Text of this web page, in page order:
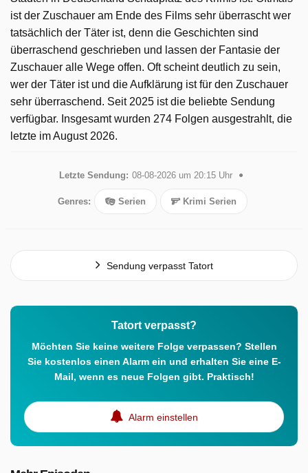
ist der Zuschauer am Ende des Films sehr überrascht wer
tatsächlich der Täter ist, denn die Geschichten sind
überraschend geschrieben und lassen der Fantasie der
Zuschauer alle Wege offen. Oft scheint deutlich zu sein,
wer der Täter ist und die Aufklärung ist für den Zuschauer
sehr überraschend. Seit 2025 ist die beliebte Sendung
verfügbar. Insgesamt wurden 274 Folgen ausgestrahlt, die
letzte im August 2026.
Letzte Sendung: 08-08-2026 um 20:15 Uhr
Genres: Serien Krimi Serien
Sendung verpasst Tatort
Tatort verpasst?
Möchten Sie keine weitere Folge verpassen? Stellen
Sie kostenlos einen Alarm ein und erhalten Sie eine E-
Mail, wenn es neue Folgen gibt. Praktisch!
Alarm einstellen